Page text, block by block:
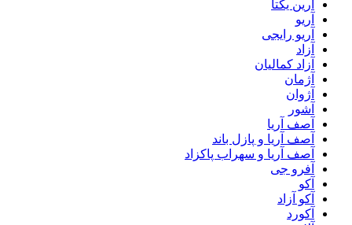
آرین یکتا
آریو
آریو رایجی
آزاد
آزاد کمالیان
آژمان
آژوان
آشور
آصف آریا
آصف آریا و پازل باند
آصف آریا و سهراب پاکزاد
آفرو جی
آکو
آکو آزاد
آکورد